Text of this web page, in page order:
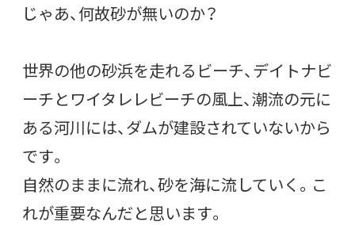
じゃあ、何故砂が無いのか？
世界の他の砂浜を走れるビーチ、デイトナビ
ーチとワイタレレビーチの風上、潮流の元に
ある河川には、ダムが建設されていないから
です。
自然のままに流れ、砂を海に流していく。こ
れが重要なんだと思います。